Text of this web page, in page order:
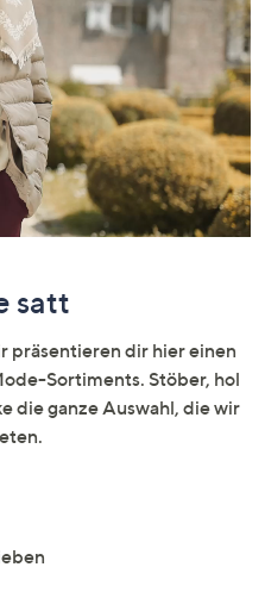
satt
präsentieren dir hier einen
Sortiments. Stöber, hol
die ganze Auswahl, die wir